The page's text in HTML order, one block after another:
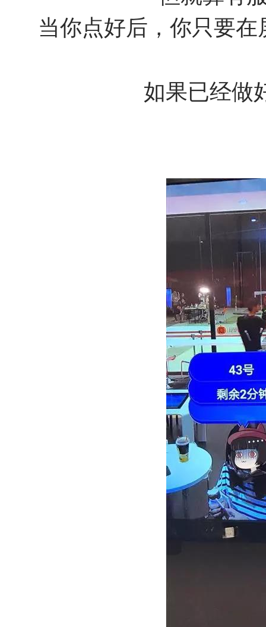
当你点好后，你只要
如果已经做